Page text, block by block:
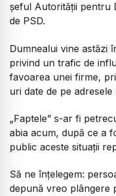
șeful Autorității pentru
de PSD.
Dumnealui vine astăzi
privind un trafic de
favoarea unei firme,
uri date de pe adresele
„Faptele” s-ar fi
abia acum, după ce a
public aceste situații
Să ne înțelegem:
depună vreo plângere